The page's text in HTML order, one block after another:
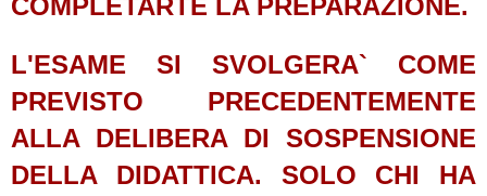
COMPLETARTE LA PREPARAZIONE.
L'ESAME SI SVOLGERA` COME
PREVISTO PRECEDENTEMENTE
ALLA DELIBERA DI SOSPENSIONE
DELLA DIDATTICA. SOLO CHI HA